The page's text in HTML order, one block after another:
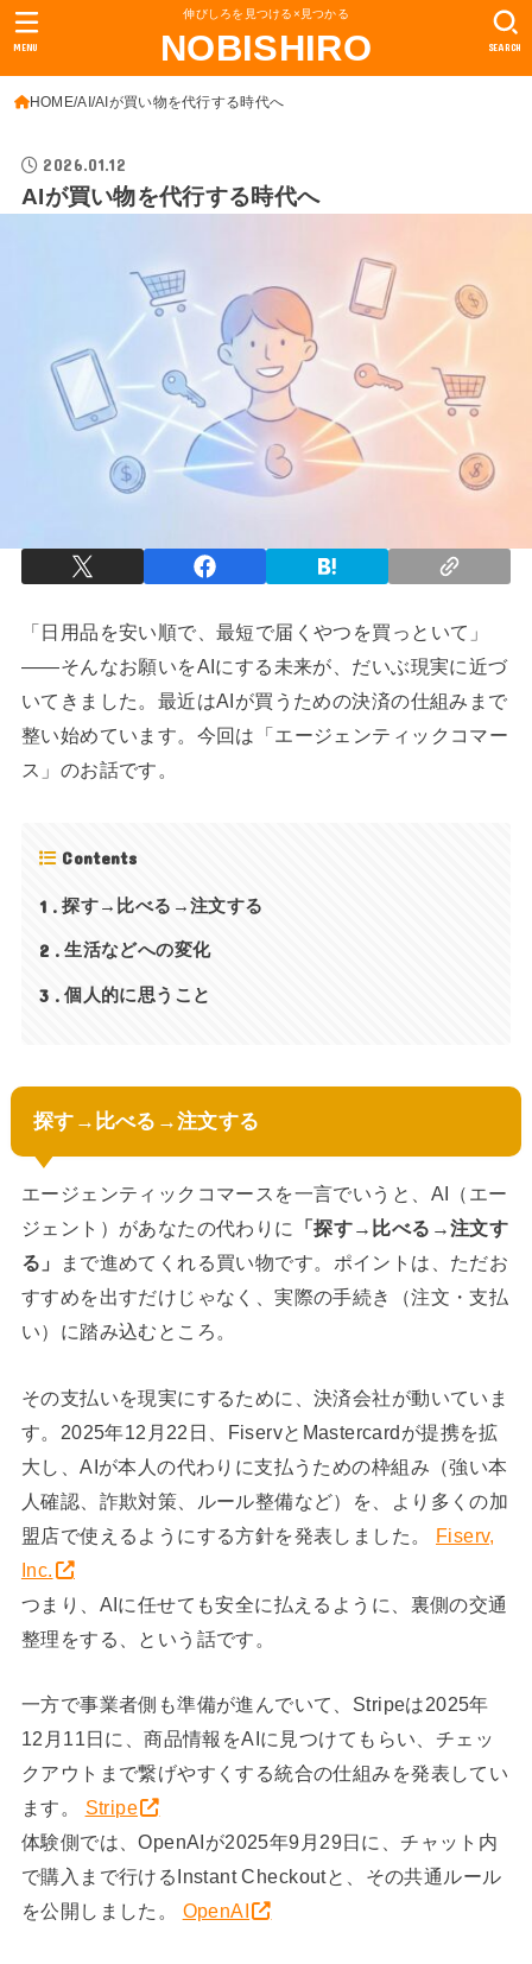
伸びしろを見つける×見つかる
NOBISHIRO SEARCH
MENU
HOME AI AIが買い物を代行する時代へ
2026.01.12
AIが買い物を代行する時代へ
「日用品を安い順で、最短で届くやつを買っといて」
——そんなお願いをAIにする未来が、だいぶ現実に近づ
いてきました。最近はAIが買うための決済の仕組みまで
整い始めています。今回は「エージェンティックコマー
ス」のお話です。
Contents
1 探す→比べる→注文する
2 生活などへの変化
3 個人的に思うこと
探す→比べる→注文する
エージェンティックコマースを一言でいうと、AI（エー
ジェント）があなたの代わりに
「探す→比べる→注文す
る」
まで進めてくれる買い物です。ポイントは、ただお
すすめを出すだけじゃなく、実際の手続き（注文・支払
い）に踏み込むところ。
その支払いを現実にするために、決済会社が動いていま
す。2025年12月22日、FiservとMastercardが提携を拡
大し、AIが本人の代わりに支払うための枠組み（強い本
人確認、詐欺対策、ルール整備など）を、より多くの加
盟店で使えるようにする方針を発表しました。 Fiserv,
Inc.
つまり、AIに任せても安全に払えるように、裏側の交通
整理をする、という話です。
一方で事業者側も準備が進んでいて、Stripeは2025年
12月11日に、商品情報をAIに見つけてもらい、チェッ
クアウトまで繋げやすくする統合の仕組みを発表してい
ます。 Stripe
体験側では、OpenAIが2025年9月29日に、チャット内
で購入まで行けるInstant Checkoutと、その共通ルール
を公開しました。 OpenAI